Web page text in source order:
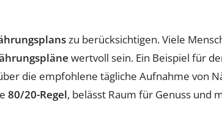
zu berücksichtigen. Viele
wertvoll sein. Ein Beispiel für
die empfohlene tägliche Aufnahme von
80/20-Regel, belässt Raum für Genuss und